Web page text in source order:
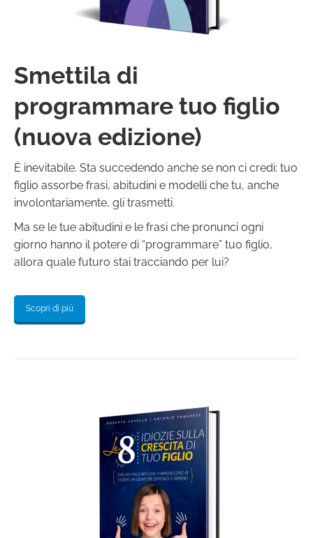
Smettila di
programmare tuo figlio
(nuova edizione)
È inevitabile. Sta succedendo anche se non ci credi: tuo
figlio assorbe frasi, abitudini e modelli che tu, anche
involontariamente, gli trasmetti.
Ma se le tue abitudini e le frasi che pronunci ogni
giorno hanno il potere di “programmare” tuo figlio,
allora quale futuro stai tracciando per lui?
Scopri di più